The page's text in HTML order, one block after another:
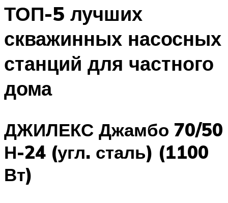
ТОП-5 лучших
скважинных насосных
станций для частного
дома
ДЖИЛЕКС Джамбо 70/50
Н-24 (угл. сталь) (1100
Вт)